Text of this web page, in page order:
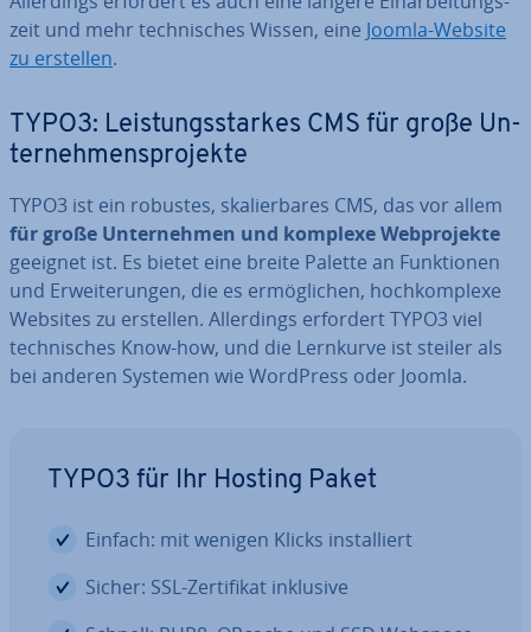
zeit und mehr tech­ni­sches Wissen, eine Joomla-Website
zu erstellen.
TYPO3: Leis­tungs­star­kes CMS für große Un­
ter­neh­mens­pro­jek­te
TYPO3 ist ein robustes, ska­lier­ba­res CMS, das vor allem
für große Un­ter­neh­men und komplexe Web­pro­jek­te
geeignet ist. Es bietet eine breite Palette an Funk­tio­nen
und Er­wei­te­run­gen, die es er­mög­li­chen, hoch­kom­ple­xe
Websites zu erstellen. Al­ler­dings erfordert TYPO3 viel
tech­ni­sches Know-how, und die Lernkurve ist steiler als
bei anderen Systemen wie WordPress oder Joomla.
TYPO3 für Ihr Hosting Paket
Einfach: mit wenigen Klicks in­stal­liert
Sicher: SSL-Zer­ti­fi­kat inklusive